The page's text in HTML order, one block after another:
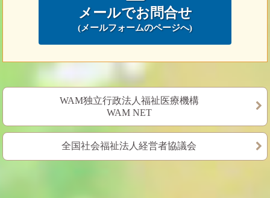
メールでお問合せ
(メールフォームのページへ)
WAM独立行政法人福祉医療機構
WAM NET
全国社会福祉法人経営者協議会